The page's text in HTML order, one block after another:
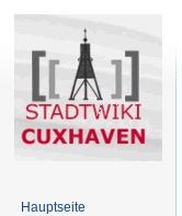
Hauptseite